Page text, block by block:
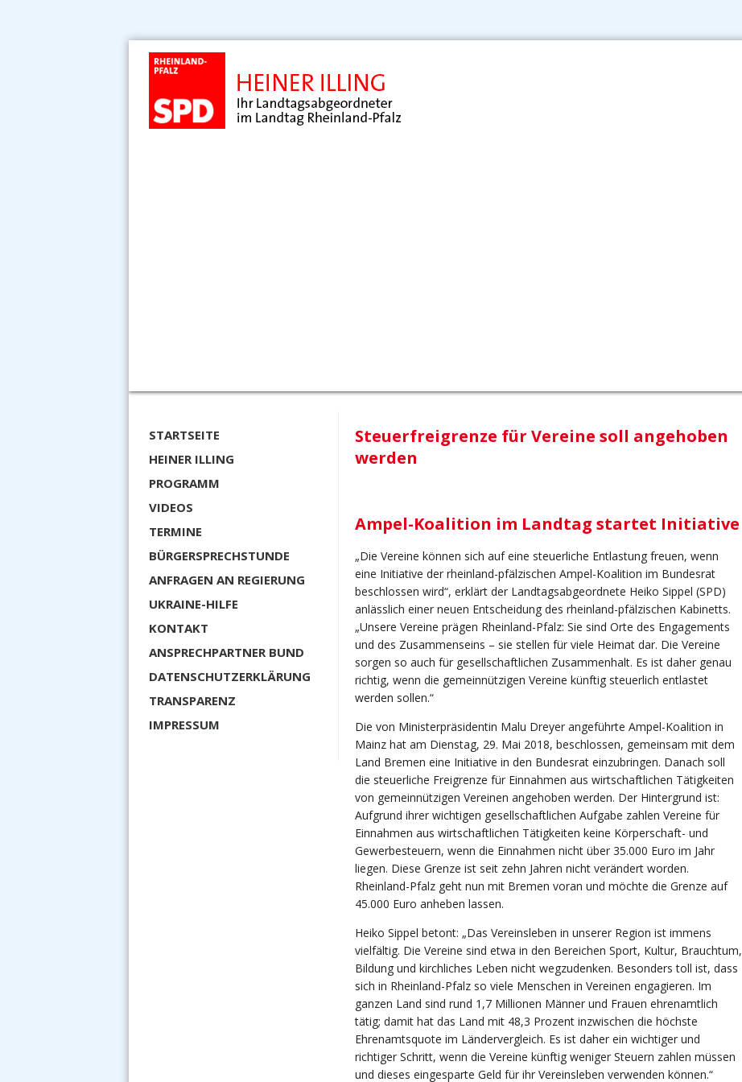
STARTSEITE
HEINER ILLING
PROGRAMM
VIDEOS
TERMINE
BÜRGERSPRECHSTUNDE
ANFRAGEN AN REGIERUNG
UKRAINE-HILFE
KONTAKT
ANSPRECHPARTNER BUND
DATENSCHUTZERKLÄRUNG
TRANSPARENZ
IMPRESSUM
Steuerfreigrenze für Vereine soll angehoben
werden
Ampel-Koalition im Landtag startet Initiative
„Die Vereine können sich auf eine steuerliche Entlastung freuen, wenn
eine Initiative der rheinland-pfälzischen Ampel-Koalition im Bundesrat
beschlossen wird“, erklärt der Landtagsabgeordnete Heiko Sippel (SPD)
anlässlich einer neuen Entscheidung des rheinland-pfälzischen Kabinetts.
„Unsere Vereine prägen Rheinland-Pfalz: Sie sind Orte des Engagements
und des Zusammenseins – sie stellen für viele Heimat dar. Die Vereine
sorgen so auch für gesellschaftlichen Zusammenhalt. Es ist daher genau
richtig, wenn die gemeinnützigen Vereine künftig steuerlich entlastet
werden sollen.“
Die von Ministerpräsidentin Malu Dreyer angeführte Ampel-Koalition in
Mainz hat am Dienstag, 29. Mai 2018, beschlossen, gemeinsam mit dem
Land Bremen eine Initiative in den Bundesrat einzubringen. Danach soll
die steuerliche Freigrenze für Einnahmen aus wirtschaftlichen Tätigkeiten
von gemeinnützigen Vereinen angehoben werden. Der Hintergrund ist:
Aufgrund ihrer wichtigen gesellschaftlichen Aufgabe zahlen Vereine für
Einnahmen aus wirtschaftlichen Tätigkeiten keine Körperschaft- und
Gewerbesteuern, wenn die Einnahmen nicht über 35.000 Euro im Jahr
liegen. Diese Grenze ist seit zehn Jahren nicht verändert worden.
Rheinland-Pfalz geht nun mit Bremen voran und möchte die Grenze auf
45.000 Euro anheben lassen.
Heiko Sippel betont: „Das Vereinsleben in unserer Region ist immens
vielfältig. Die Vereine sind etwa in den Bereichen Sport, Kultur, Brauchtum,
Bildung und kirchliches Leben nicht wegzudenken. Besonders toll ist, dass
sich in Rheinland-Pfalz so viele Menschen in Vereinen engagieren. Im
ganzen Land sind rund 1,7 Millionen Männer und Frauen ehrenamtlich
tätig; damit hat das Land mit 48,3 Prozent inzwischen die höchste
Ehrenamtsquote im Ländervergleich. Es ist daher ein wichtiger und
richtiger Schritt, wenn die Vereine künftig weniger Steuern zahlen müssen
und dieses eingesparte Geld für ihr Vereinsleben verwenden können.“